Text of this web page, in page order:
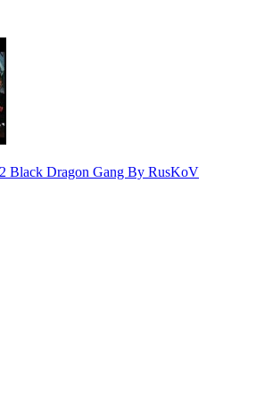
Dragon Gang By RusKoV